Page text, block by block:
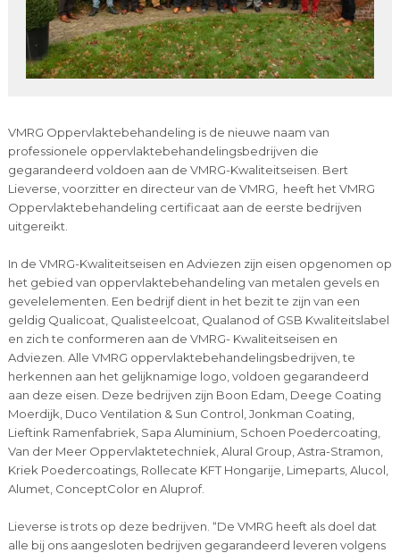
VMRG Oppervlaktebehandeling is de nieuwe naam van
professionele oppervlaktebehandelingsbedrijven die
gegarandeerd voldoen aan de VMRG-Kwaliteitseisen. Bert
Lieverse, voorzitter en directeur van de VMRG, heeft het VMRG
Oppervlaktebehandeling certificaat aan de eerste bedrijven
uitgereikt.
In de VMRG-Kwaliteitseisen en Adviezen zijn eisen opgenomen op
het gebied van oppervlaktebehandeling van metalen gevels en
gevelelementen. Een bedrijf dient in het bezit te zijn van een
geldig Qualicoat, Qualisteelcoat, Qualanod of GSB Kwaliteitslabel
en zich te conformeren aan de VMRG- Kwaliteitseisen en
Adviezen. Alle VMRG oppervlaktebehandelingsbedrijven, te
herkennen aan het gelijknamige logo, voldoen gegarandeerd
aan deze eisen. Deze bedrijven zijn Boon Edam, Deege Coating
Moerdijk, Duco Ventilation & Sun Control, Jonkman Coating,
Lieftink Ramenfabriek, Sapa Aluminium, Schoen Poedercoating,
Van der Meer Oppervlaktetechniek, Alural Group, Astra-Stramon,
Kriek Poedercoatings, Rollecate KFT Hongarije, Limeparts, Alucol,
Alumet, ConceptColor en Aluprof.
Lieverse is trots op deze bedrijven. “De VMRG heeft als doel dat
alle bij ons aangesloten bedrijven gegarandeerd leveren volgens